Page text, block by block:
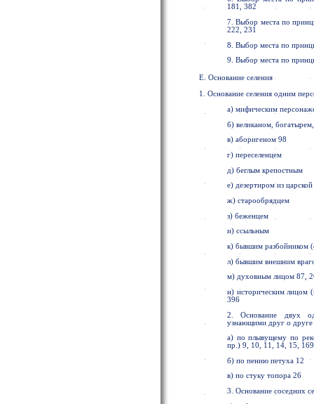
181, 382
7. Выбор места по
222, 231
8. Выбор места по
9. Выбор места по
Е. Основание селения
1. Основание селения одним
а) мифическим
б) великаном,
в) аборигеном 98
г) переселенцем
д) беглым крепостным
е) дезертиром из
ж) старообрядцем
з) беженцем
и) ссыльным
к) бывшим разбойником
л) бывшим внешним
м) духовным лицом 87,
н) историческим лицом
396
2. Основание двух
узнающими друг о
а) по плывущему по
пр.) 9, 10, 11, 14, 15,
б) по пению петуха 12
в) по стуку топора 26
3. Основание соседних